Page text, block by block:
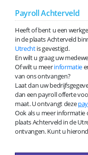
Payroll Achterveld
Heeft of bent u een
in de plaats Achterveld
Utrechtis gevestigd.
En wilt u graag uw
Of wilt u meerinformatie
van ons ontvangen?
Laat dan uw
dan een payroll offerte
maat. U ontvangt deze
Ook als u meer
plaats Achterveld in de
ontvangen. Kunt u